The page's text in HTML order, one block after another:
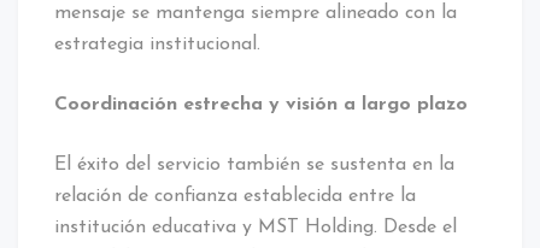
mensaje se mantenga siempre alineado con la
estrategia institucional.
Coordinación estrecha y visión a largo plazo
El éxito del servicio también se sustenta en la
relación de confianza establecida entre la
institución educativa y MST Holding. Desde el